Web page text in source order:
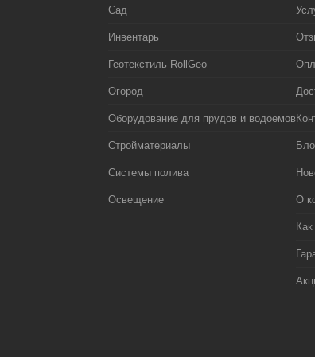
Сад
Инвентарь
Геотекстиль RollGeo
Огород
Оборудование для прудов и водоемов
Стройматериалы
Системы полива
Освещение О